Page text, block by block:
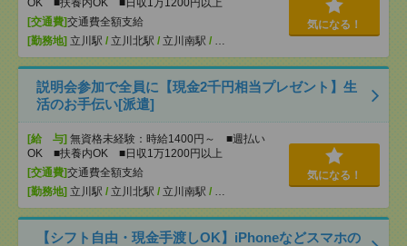
OK ■扶養内OK ■日収1万1200円以上
[交通費]交通費全額支給
[勤務地] 立川駅 / 立川北駅 / 立川南駅 / …
気になる！
説明会参加で全員に【現金2千円相当プレゼント】生
活のお手伝い[派遣]
[給 与] 無資格未経験：時給1400円～ ■週払い
OK ■扶養内OK ■日収1万1200円以上
[交通費]交通費全額支給
[勤務地] 立川駅 / 立川北駅 / 立川南駅 / …
気になる！
【シフト自由・現金手渡しOK】iPhoneなどスマホの